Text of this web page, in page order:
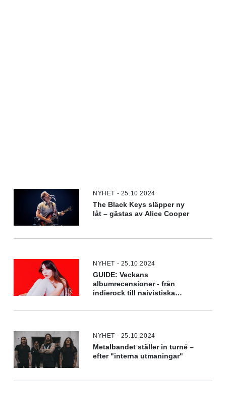
NYHET - 25.10.2024
The Black Keys släpper ny
låt – gästas av Alice Cooper
NYHET - 25.10.2024
GUIDE: Veckans
albumrecensioner - från
indierock till naivistiska
NYHET - 25.10.2024
Metalbandet ställer in turné –
efter "interna utmaningar"